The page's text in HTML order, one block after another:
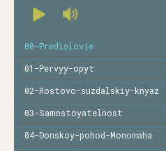
00-Predislovie
01-Pervyy-opyt
02-Rostovo-suzdalskiy-knyaz
03-Samostoyatelnost
04-Donskoy-pohod-Monomaha